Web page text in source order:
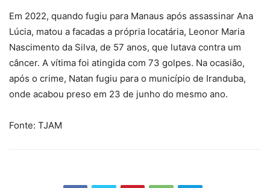
Em 2022, quando fugiu para Manaus após assassinar Ana
Lúcia, matou a facadas a própria locatária, Leonor Maria
Nascimento da Silva, de 57 anos, que lutava contra um
câncer. A vítima foi atingida com 73 golpes. Na ocasião,
após o crime, Natan fugiu para o município de Iranduba,
onde acabou preso em 23 de junho do mesmo ano.
Fonte: TJAM